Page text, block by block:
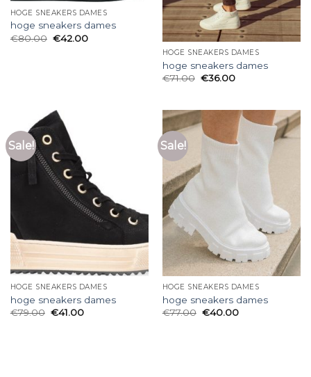
HOGE SNEAKERS DAMES
hoge sneakers dames
€80.00 €42.00
HOGE SNEAKERS DAMES
hoge sneakers dames
€71.00 €36.00
Sale!
HOGE SNEAKERS DAMES
hoge sneakers dames
€79.00 €41.00
Sale!
HOGE SNEAKERS DAMES
hoge sneakers dames
€77.00 €40.00